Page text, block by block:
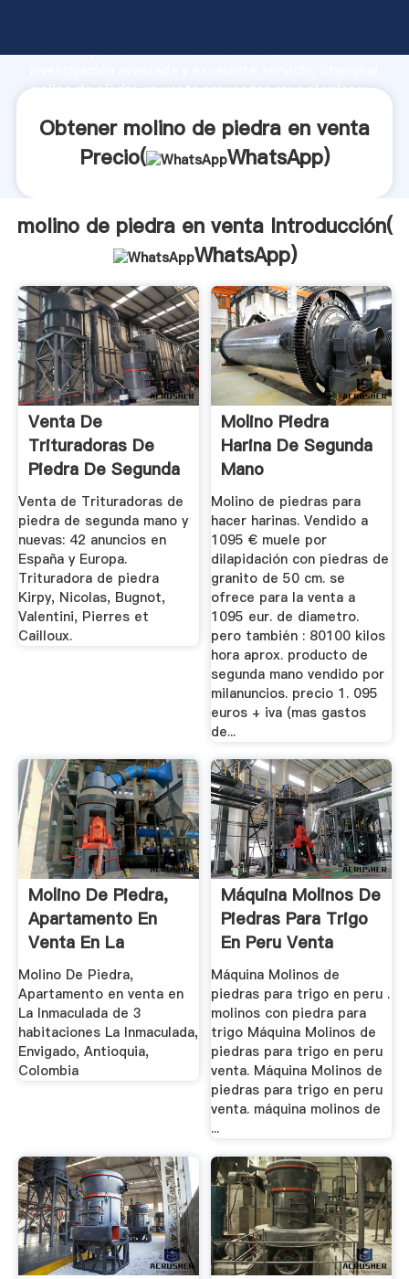
fuerte capacidad de producción, fuerza de
molino de piedra en venta proveedor crea el valor y
Obtener molino de piedra en venta
Precio(
WhatsApp)
molino de piedra en venta Introducción(
WhatsApp)
Venta De
Trituradoras De
Piedra De Segunda
Mano Y Nuevas ...
Venta de Trituradoras de
piedra de segunda mano y
nuevas: 42 anuncios en
España y Europa.
Trituradora de piedra
Kirpy, Nicolas, Bugnot,
Valentini, Pierres et
Cailloux.
Molino Piedra
Harina De Segunda
Mano
Molino de piedras para
hacer harinas. Vendido a
1095 € muele por
dilapidación con piedras de
granito de 50 cm. se
ofrece para la venta a
1095 eur. de diametro.
pero también : 80100 kilos
hora aprox. producto de
segunda mano vendido por
milanuncios. precio 1. 095
euros + iva (mas gastos
de...
Molino De Piedra,
Apartamento En
Venta En La
Inmaculada De ...
Molino De Piedra,
Apartamento en venta en
La Inmaculada de 3
habitaciones La Inmaculada,
Envigado, Antioquia,
Colombia
Máquina Molinos De
Piedras Para Trigo
En Peru Venta
Máquina Molinos de
piedras para trigo en peru .
molinos con piedra para
trigo Máquina Molinos de
piedras para trigo en peru
venta. Máquina Molinos de
piedras para trigo en peru
venta. máquina molinos de
...